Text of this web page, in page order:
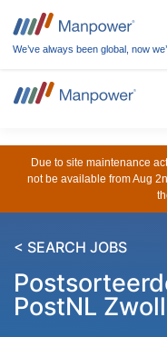
We’ve always been global, now
Due to site maintenance
not be available from Aug
< SEARCH JOBS
PostNL